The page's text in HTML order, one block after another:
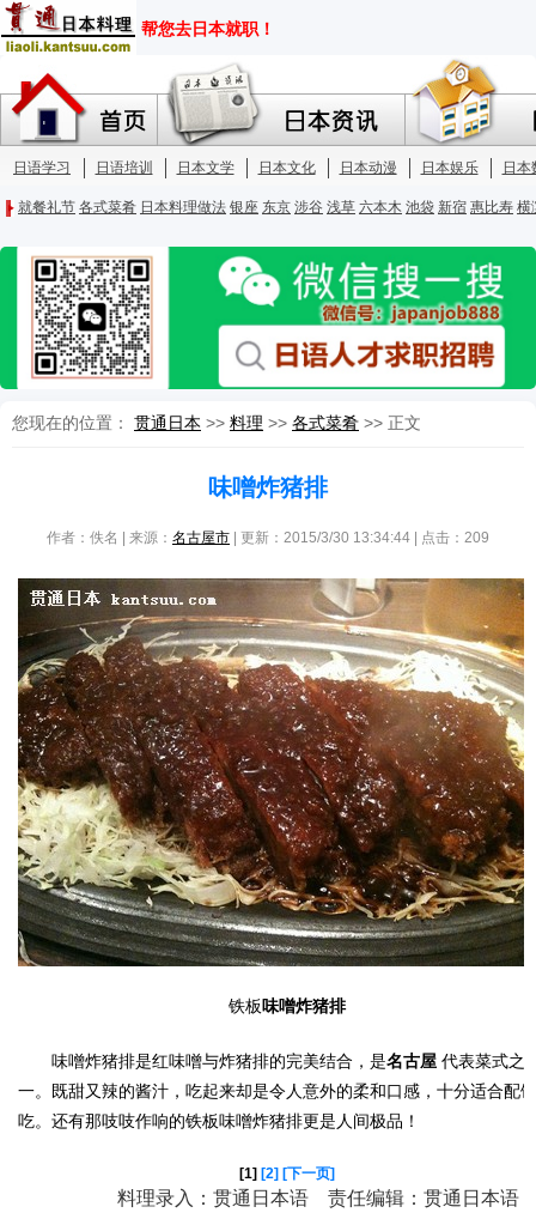
您现在的位置： 贯通日本 >> 料理 >> 各式菜肴 >> 正文
味噌炸猪排
作者：佚名 | 来源： 名古屋市 | 更新：2015/3/30 13:34:44 | 点击： 209
铁板味噌炸猪排
味噌炸猪排是红味噌与炸猪排的完美结合，是名古屋 代表菜式之
一。既甜又辣的酱汁，吃起来却是令人意外的柔和口感，十分适合配饭
吃。还有那吱吱作响的铁板味噌炸猪排更是人间极品！
[1] [2] [下一页]
料理录入：贯通日本语 责任编辑：贯通日本语